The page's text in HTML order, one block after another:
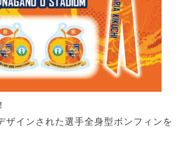
ザインされた選手全身型ボンフィンを